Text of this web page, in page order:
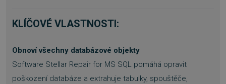
KLÍČOVÉ VLASTNOSTI:
Obnoví všechny databázové objekty
Software Stellar Repair for MS SQL pomáhá opravit
poškození databáze a extrahuje tabulky, spouštěče,